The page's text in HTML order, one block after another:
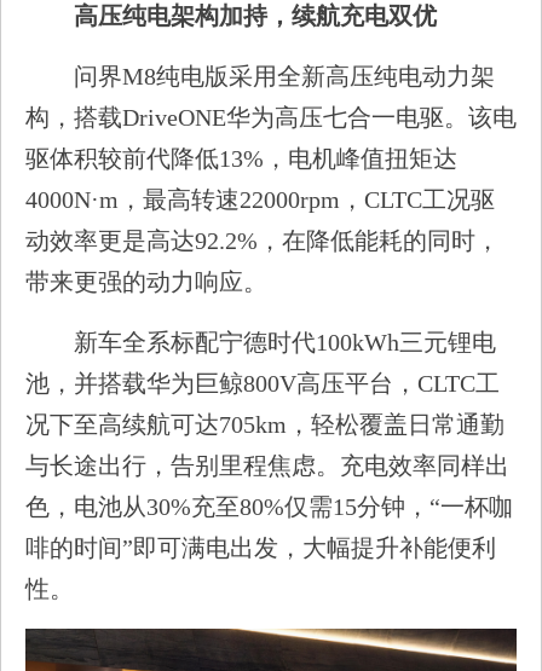
高压纯电架构加持，续航充电双优
问界M8纯电版采用全新高压纯电动力架
构，搭载DriveONE华为高压七合一电驱。该电
驱体积较前代降低13%，电机峰值扭矩达
4000N·m，最高转速22000rpm，CLTC工况驱
动效率更是高达92.2%，在降低能耗的同时，
带来更强的动力响应。
新车全系标配宁德时代100kWh三元锂电
池，并搭载华为巨鲸800V高压平台，CLTC工
况下至高续航可达705km，轻松覆盖日常通勤
与长途出行，告别里程焦虑。充电效率同样出
色，电池从30%充至80%仅需15分钟，“一杯咖
啡的时间”即可满电出发，大幅提升补能便利
性。